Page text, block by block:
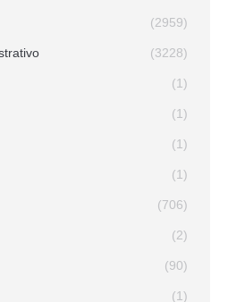
(2959)
(3228)
(1)
(1)
(1)
(1)
(706)
(2)
(90)
(1)